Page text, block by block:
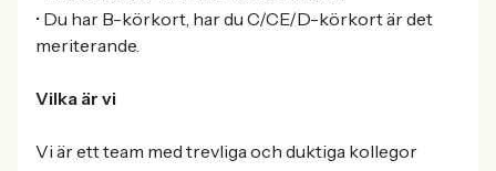
• Du har B-körkort, har du C/CE/D-körkort är det
meriterande.
Vilka är vi
Vi är ett team med trevliga och duktiga kollegor